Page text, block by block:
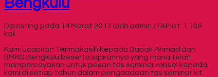
Bengkulu
Diposting pada 14 Maret 2017 oleh admin / Dilihat: 1.106
kali
Kami ucapkan Terimakasih kepada Bapak Ahmad dari
BMKG Bengkulu beserta jajarannya yang mana telah
mempercayakan untuk pesan tas seminar ransel kepada
kami di setiap tahun dalam pengaadaan tas seminar kit.